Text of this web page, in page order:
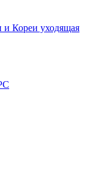
Кореи уходящая